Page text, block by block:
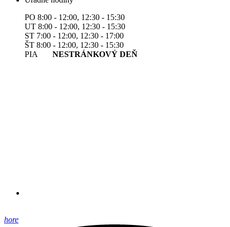
PO 8:00 - 12:00, 12:30 - 15:30
UT 8:00 - 12:00, 12:30 - 15:30
ST 7:00 - 12:00, 12:30 - 17:00
ŠT 8:00 - 12:00, 12:30 - 15:30
PIA NESTRÁNKOVÝ DEŇ
hore